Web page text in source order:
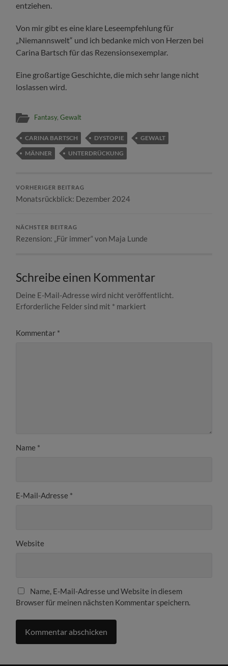
entziehen.
Von mir gibt es eine klare Leseempfehlung für
„Niemannswelt“ und ich bedanke mich von Herzen bei
Carina Bartsch für das Rezensionsexemplar.
Eine großartige Geschichte, die mich sehr lange nicht
loslassen wird.
Fantasy,Gewalt
CARINA BARTSCH DYSTOPIE
GEWALT
MÄNNER
UNTERDRÜCKUNG
VORHERIGER BEITRAG
Monatsrückblick: Dezember 2024
NÄCHSTER BEITRAG
Rezension: „Für immer“ von Maja Lunde
Schreibe einen Kommentar
Deine E-Mail-Adresse wird nicht veröffentlicht.
Erforderliche Felder sind mit * markiert
Kommentar *
Name *
E-Mail-Adresse *
Website
Name, E-Mail-Adresse und Website in diesem
Browser für meinen nächsten Kommentar speichern.